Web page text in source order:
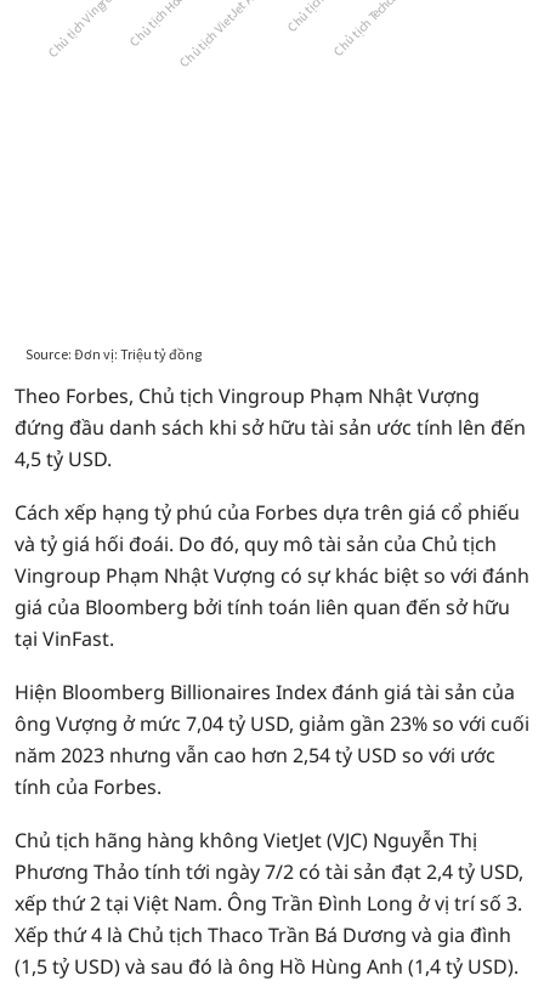
Theo Forbes, Chủ tịch Vingroup Phạm Nhật Vượng
đứng đầu danh sách khi sở hữu tài sản ước tính lên đến
4,5 tỷ USD.
Cách xếp hạng tỷ phú của Forbes dựa trên giá cổ phiếu
và tỷ giá hối đoái. Do đó, quy mô tài sản của Chủ tịch
Vingroup Phạm Nhật Vượng có sự khác biệt so với đánh
giá của Bloomberg bởi tính toán liên quan đến sở hữu
tại VinFast.
Hiện Bloomberg Billionaires Index đánh giá tài sản của
ông Vượng ở mức 7,04 tỷ USD, giảm gần 23% so với cuối
năm 2023 nhưng vẫn cao hơn 2,54 tỷ USD so với ước
tính của Forbes.
Chủ tịch hãng hàng không VietJet (VJC) Nguyễn Thị
Phương Thảo tính tới ngày 7/2 có tài sản đạt 2,4 tỷ USD,
xếp thứ 2 tại Việt Nam. Ông Trần Đình Long ở vị trí số 3.
Xếp thứ 4 là Chủ tịch Thaco Trần Bá Dương và gia đình
(1,5 tỷ USD) và sau đó là ông Hồ Hùng Anh (1,4 tỷ USD).